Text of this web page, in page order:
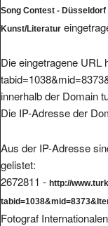
Song Contest - Düsseldorf
Kunst/Literatur
Die eingetragene URL
innerhalb der Domain
Die IP-Adresse der
Aus der IP-Adresse
gelistet:
2672811 - http://
Fotograf